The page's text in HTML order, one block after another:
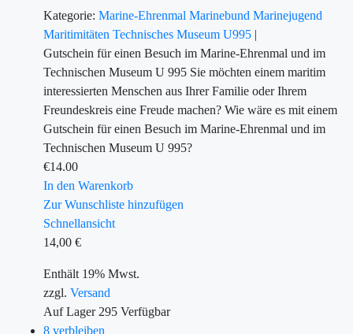
Kategorie: Marine-Ehrenmal Marinebund Marinejugend
Maritimitäten Technisches Museum U995 |
Gutschein für einen Besuch im Marine-Ehrenmal und im
Technischen Museum U 995 Sie möchten einem maritim
interessierten Menschen aus Ihrer Familie oder Ihrem
Freundeskreis eine Freude machen? Wie wäre es mit einem
Gutschein für einen Besuch im Marine-Ehrenmal und im
Technischen Museum U 995?
€14.00
In den Warenkorb
Zur Wunschliste hinzufügen
Schnellansicht
14,00 €
Enthält 19% Mwst.
zzgl. Versand
Auf Lager295 Verfügbar
8 verbleiben